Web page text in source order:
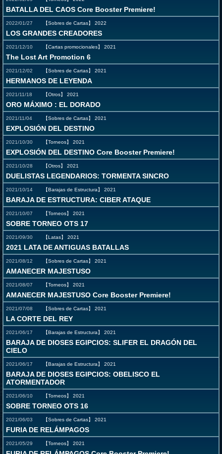
BATALLA DEL CAOS Core Booster Premiere!
2022/01/27 【Sobres de Cartas】 2022
LOS GRANDES CREADORES
2021/12/10 【Cartas promocionales】 2021
The Lost Art Promotion 6
2021/12/02 【Sobres de Cartas】 2021
HERMANOS DE LEYENDA
2021/11/18 【Otros】 2021
ORO MÁXIMO : EL DORADO
2021/11/04 【Sobres de Cartas】 2021
EXPLOSIÓN DEL DESTINO
2021/10/30 【Torneos】 2021
EXPLOSIÓN DEL DESTINO Core Booster Premiere!
2021/10/28 【Otros】 2021
DUELISTAS LEGENDARIOS: TORMENTA SINCRO
2021/10/14 【Barajas de Estructura】 2021
BARAJA DE ESTRUCTURA: CIBER ATAQUE
2021/10/07 【Torneos】 2021
SOBRE TORNEO OTS 17
2021/09/30 【Latas】 2021
2021 LATA DE ANTIGUAS BATALLAS
2021/08/12 【Sobres de Cartas】 2021
AMANECER MAJESTUSO
2021/08/07 【Torneos】 2021
AMANECER MAJESTUSO Core Booster Premiere!
2021/07/08 【Sobres de Cartas】 2021
LA CORTE DEL REY
2021/06/17 【Barajas de Estructura】 2021
BARAJA DE DIOSES EGIPCIOS: SLIFER EL DRAGÓN DEL
CIELO
2021/06/17 【Barajas de Estructura】 2021
BARAJA DE DIOSES EGIPCIOS: OBELISCO EL
ATORMENTADOR
2021/06/10 【Torneos】 2021
SOBRE TORNEO OTS 16
2021/06/03 【Sobres de Cartas】 2021
FURIA DE RELÁMPAGOS
2021/05/29 【Torneos】 2021